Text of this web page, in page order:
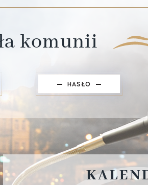
komunii
HASŁO